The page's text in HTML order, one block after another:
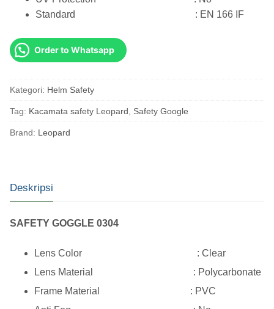
Standard : EN 166 IF
Order to Whatsapp
Kategori: Helm Safety
Tag: Kacamata safety Leopard Safety Google
Brand: Leopard
Deskripsi
SAFETY GOGGLE 0304
Lens Color : Clear
Lens Material : Polycarbonate
Frame Material : PVC